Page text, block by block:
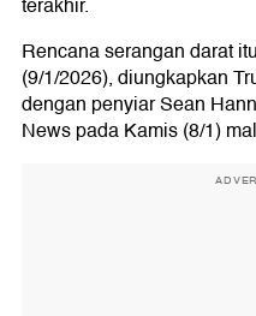
terakhir.
Rencana serangan darat
(9/1/2026), diungkapkan
dengan penyiar Sean
News pada Kamis (8/1)